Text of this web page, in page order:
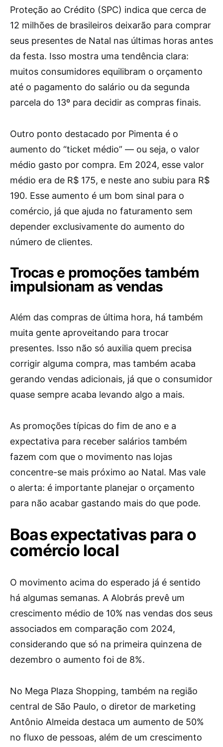
Proteção ao Crédito (SPC) indica que cerca de
12 milhões de brasileiros deixarão para comprar
seus presentes de Natal nas últimas horas antes
da festa. Isso mostra uma tendência clara:
muitos consumidores equilibram o orçamento
até o pagamento do salário ou da segunda
parcela do 13º para decidir as compras finais.
Outro ponto destacado por Pimenta é o
aumento do “ticket médio” — ou seja, o valor
médio gasto por compra. Em 2024, esse valor
médio era de R$ 175, e neste ano subiu para R$
190. Esse aumento é um bom sinal para o
comércio, já que ajuda no faturamento sem
depender exclusivamente do aumento do
número de clientes.
Trocas e promoções também
impulsionam as vendas
Além das compras de última hora, há também
muita gente aproveitando para trocar
presentes. Isso não só auxilia quem precisa
corrigir alguma compra, mas também acaba
gerando vendas adicionais, já que o consumidor
quase sempre acaba levando algo a mais.
As promoções típicas do fim de ano e a
expectativa para receber salários também
fazem com que o movimento nas lojas
concentre-se mais próximo ao Natal. Mas vale
o alerta: é importante planejar o orçamento
para não acabar gastando mais do que pode.
Boas expectativas para o
comércio local
O movimento acima do esperado já é sentido
há algumas semanas. A Alobrás prevê um
crescimento médio de 10% nas vendas dos seus
associados em comparação com 2024,
considerando que só na primeira quinzena de
dezembro o aumento foi de 8%.
No Mega Plaza Shopping, também na região
central de São Paulo, o diretor de marketing
Antônio Almeida destaca um aumento de 50%
no fluxo de pessoas, além de um crescimento